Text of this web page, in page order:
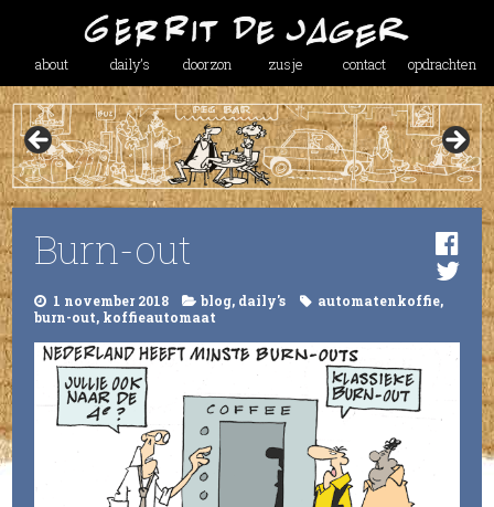
about daily’s doorzon zusje contact opdrachten
Burn-out
1 november 2018 blog, daily's automatenkoffie,
burn-out, koffieautomaat